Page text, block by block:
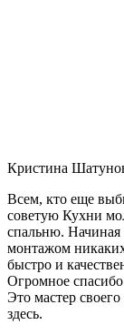
Кристина
Всем, кто еще
советую Кухни
спальню. Начиная
монтажом
быстро и
Огромное
Это мастер
здесь.